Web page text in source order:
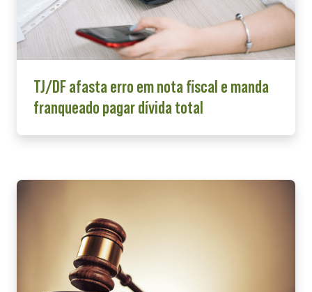
TJ/DF afasta erro em nota fiscal e manda
franqueado pagar dívida total